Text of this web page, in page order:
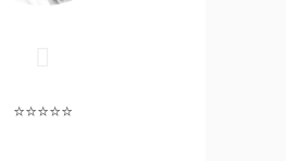
⭐⭐⭐⭐⭐